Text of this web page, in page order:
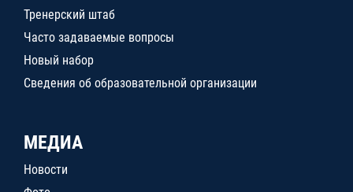
Тренерский штаб
Часто задаваемые вопросы
Новый набор
Сведения об образовательной организации
МЕДИА
Новости